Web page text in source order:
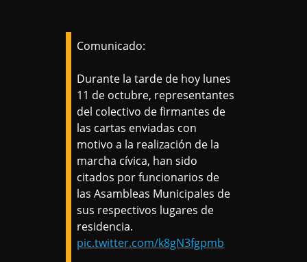
Comunicado:
Durante la tarde de hoy lunes
11 de octubre, representantes
del colectivo de firmantes de
las cartas enviadas con
motivo a la realización de la
marcha cívica, han sido
citados por funcionarios de
las Asambleas Municipales de
sus respectivos lugares de
residencia.
pic.twitter.com/k8gN3fgpmb